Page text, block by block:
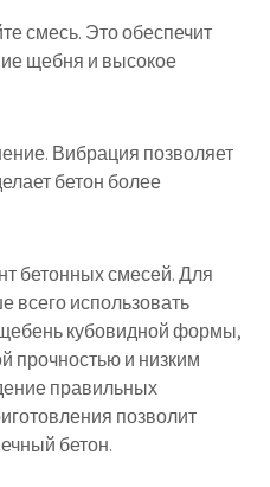
смесь. Это обеспечит
щебня и высокое
Вибрация позволяет
бетон более
бетонных смесей. Для
всего использовать
кубовидной формы,
прочностью и низким
правильных
позволит
бетон.